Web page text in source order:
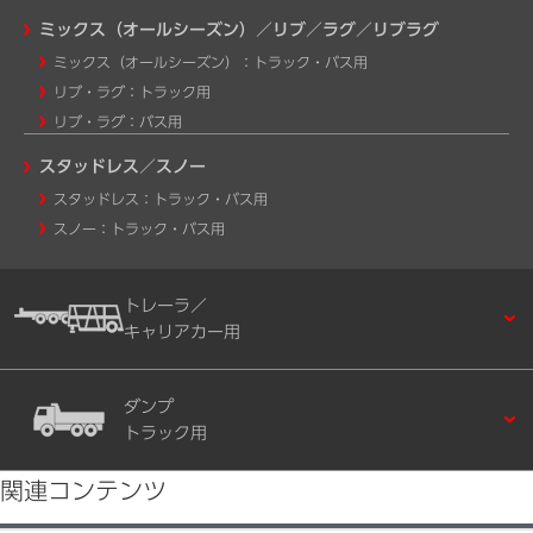
ミックス（オールシーズン）／リブ／ラグ／リブラグ
ミックス（オールシーズン）：トラック・バス用
リブ・ラグ：トラック用
リブ・ラグ：バス用
スタッドレス／スノー
スタッドレス：トラック・バス用
スノー：トラック・バス用
トレーラ／
キャリアカー用
ダンプ
トラック用
関連コンテンツ